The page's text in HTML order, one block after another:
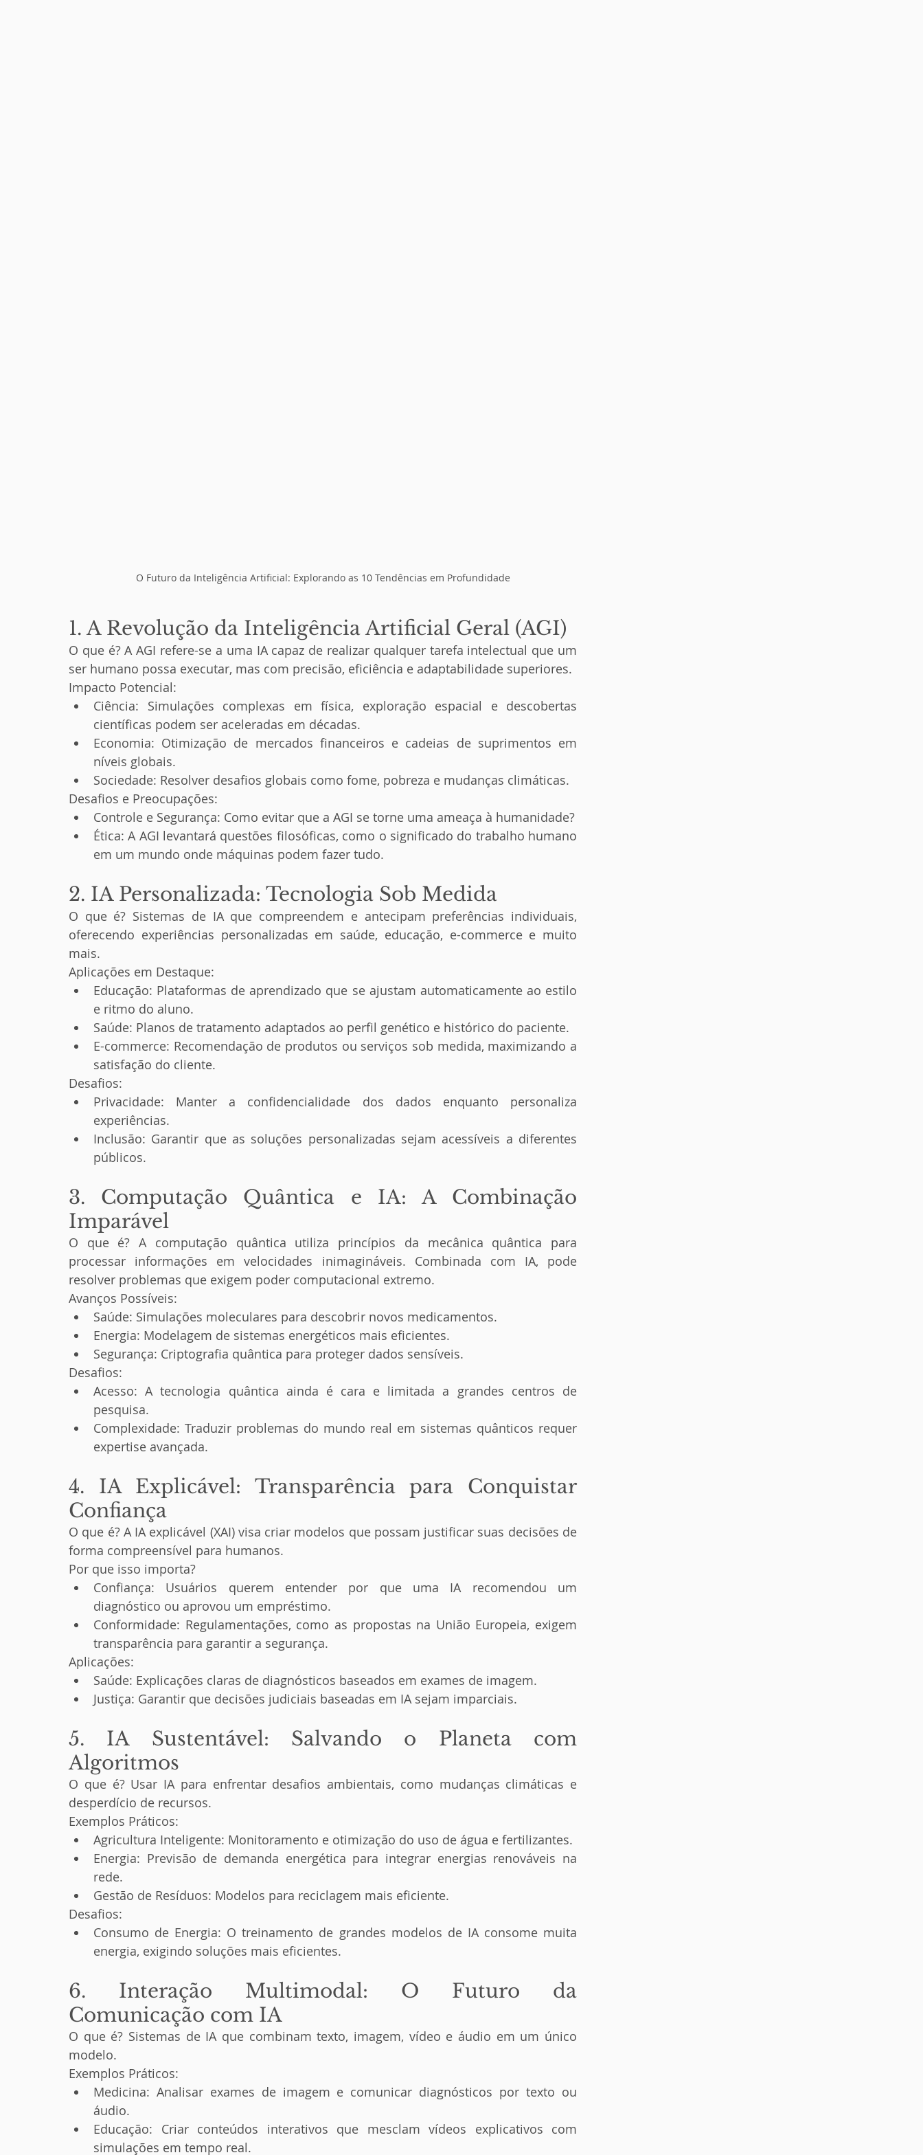
O Futuro da Inteligência Artificial: Explorando as 10 Tendências em Profundidade
1. A Revolução da Inteligência Artificial Geral (AGI)
O que é? A AGI refere-se a uma IA capaz de realizar qualquer tarefa intelectual que um
ser humano possa executar, mas com precisão, eficiência e adaptabilidade superiores.
Impacto Potencial:
Ciência: Simulações complexas em física, exploração espacial e descobertas
científicas podem ser aceleradas em décadas.
Economia: Otimização de mercados financeiros e cadeias de suprimentos em
níveis globais.
Sociedade: Resolver desafios globais como fome, pobreza e mudanças climáticas.
Desafios e Preocupações:
Controle e Segurança: Como evitar que a AGI se torne uma ameaça à humanidade?
Ética: A AGI levantará questões filosóficas, como o significado do trabalho humano
em um mundo onde máquinas podem fazer tudo.
2. IA Personalizada: Tecnologia Sob Medida
O que é? Sistemas de IA que compreendem e antecipam preferências individuais,
oferecendo experiências personalizadas em saúde, educação, e-commerce e muito
mais.
Aplicações em Destaque:
Educação: Plataformas de aprendizado que se ajustam automaticamente ao estilo
e ritmo do aluno.
Saúde: Planos de tratamento adaptados ao perfil genético e histórico do paciente.
E-commerce: Recomendação de produtos ou serviços sob medida, maximizando a
satisfação do cliente.
Desafios:
Privacidade: Manter a confidencialidade dos dados enquanto personaliza
experiências.
Inclusão: Garantir que as soluções personalizadas sejam acessíveis a diferentes
públicos.
3. Computação Quântica e IA: A Combinação
Imparável
O que é? A computação quântica utiliza princípios da mecânica quântica para
processar informações em velocidades inimagináveis. Combinada com IA, pode
resolver problemas que exigem poder computacional extremo.
Avanços Possíveis:
Saúde: Simulações moleculares para descobrir novos medicamentos.
Energia: Modelagem de sistemas energéticos mais eficientes.
Segurança: Criptografia quântica para proteger dados sensíveis.
Desafios:
Acesso: A tecnologia quântica ainda é cara e limitada a grandes centros de
pesquisa.
Complexidade: Traduzir problemas do mundo real em sistemas quânticos requer
expertise avançada.
4. IA Explicável: Transparência para Conquistar
Confiança
O que é? A IA explicável (XAI) visa criar modelos que possam justificar suas decisões de
forma compreensível para humanos.
Por que isso importa?
Confiança: Usuários querem entender por que uma IA recomendou um
diagnóstico ou aprovou um empréstimo.
Conformidade: Regulamentações, como as propostas na União Europeia, exigem
transparência para garantir a segurança.
Aplicações:
Saúde: Explicações claras de diagnósticos baseados em exames de imagem.
Justiça: Garantir que decisões judiciais baseadas em IA sejam imparciais.
5. IA Sustentável: Salvando o Planeta com
Algoritmos
O que é? Usar IA para enfrentar desafios ambientais, como mudanças climáticas e
desperdício de recursos.
Exemplos Práticos:
Agricultura Inteligente: Monitoramento e otimização do uso de água e fertilizantes.
Energia: Previsão de demanda energética para integrar energias renováveis na
rede.
Gestão de Resíduos: Modelos para reciclagem mais eficiente.
Desafios:
Consumo de Energia: O treinamento de grandes modelos de IA consome muita
energia, exigindo soluções mais eficientes.
6. Interação Multimodal: O Futuro da
Comunicação com IA
O que é? Sistemas de IA que combinam texto, imagem, vídeo e áudio em um único
modelo.
Exemplos Práticos:
Medicina: Analisar exames de imagem e comunicar diagnósticos por texto ou
áudio.
Educação: Criar conteúdos interativos que mesclam vídeos explicativos com
simulações em tempo real.